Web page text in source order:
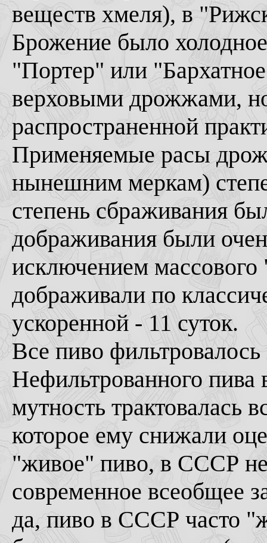
веществ хмеля), в
Брожение было
"Портер" или
верховыми дрожжами,
распространенной
Применяемые расы
нынешним меркам)
степень сбраживания
дображивания были
исключением массового
дображивали по
ускоренной - 11 суток.
Все пиво
Нефильтрованного
мутность трактовалась
которое ему снижали
"живое" пиво, в СССР не
современное всеобщее
да, пиво в СССР часто